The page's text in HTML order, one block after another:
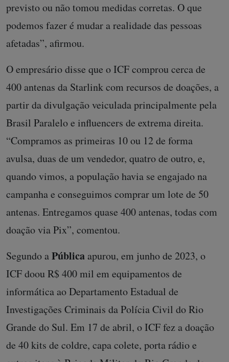
previsto ou não tomou medidas corretas. O que
podemos fazer é mudar a realidade das pessoas
afetadas”, afirmou.
O empresário disse que o ICF comprou cerca de
400 antenas da Starlink com recursos de doações, a
partir da divulgação veiculada principalmente pela
Brasil Paralelo e influencers de extrema direita.
“Compramos as primeiras 10 ou 12 de forma
avulsa, duas de um vendedor, quatro de outro, e,
quando vimos, a população havia se engajado na
campanha e conseguimos comprar um lote de 50
antenas. Entregamos quase 400 antenas, todas com
doação via Pix”, comentou.
Segundo aPública apurou, em junho de 2023, o
ICF doou R$ 400 mil em equipamentos de
informática ao Departamento Estadual de
Investigações Criminais da Polícia Civil do Rio
Grande do Sul. Em 17 de abril, o ICF fez a doação
de 40 kits de coldre, capa colete, porta rádio e